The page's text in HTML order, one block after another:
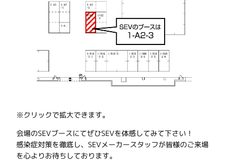
※クリックで拡大できます。
会場のSEVブースにてぜひSEVを体感してみて下さい！
感染症対策を徹底し、SEVメーカースタッフが皆様のご来場
を心よりお待ちしております。